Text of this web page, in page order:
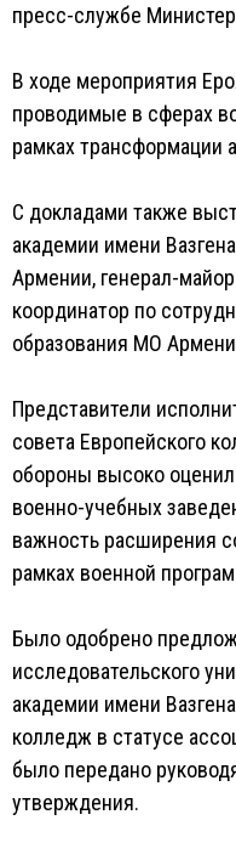
пресс-службе
В ходе мероприятия
проводимые в сферах
рамках трансформации
С докладами также
академии имени
Армении, генерал-
координатор по
образования МО
Представители
совета Европейского
обороны высоко
военно-учебных
важность расширения
рамках военной
Было одобрено
исследовательского
академии имени
колледж в статусе
было передано
утверждения.